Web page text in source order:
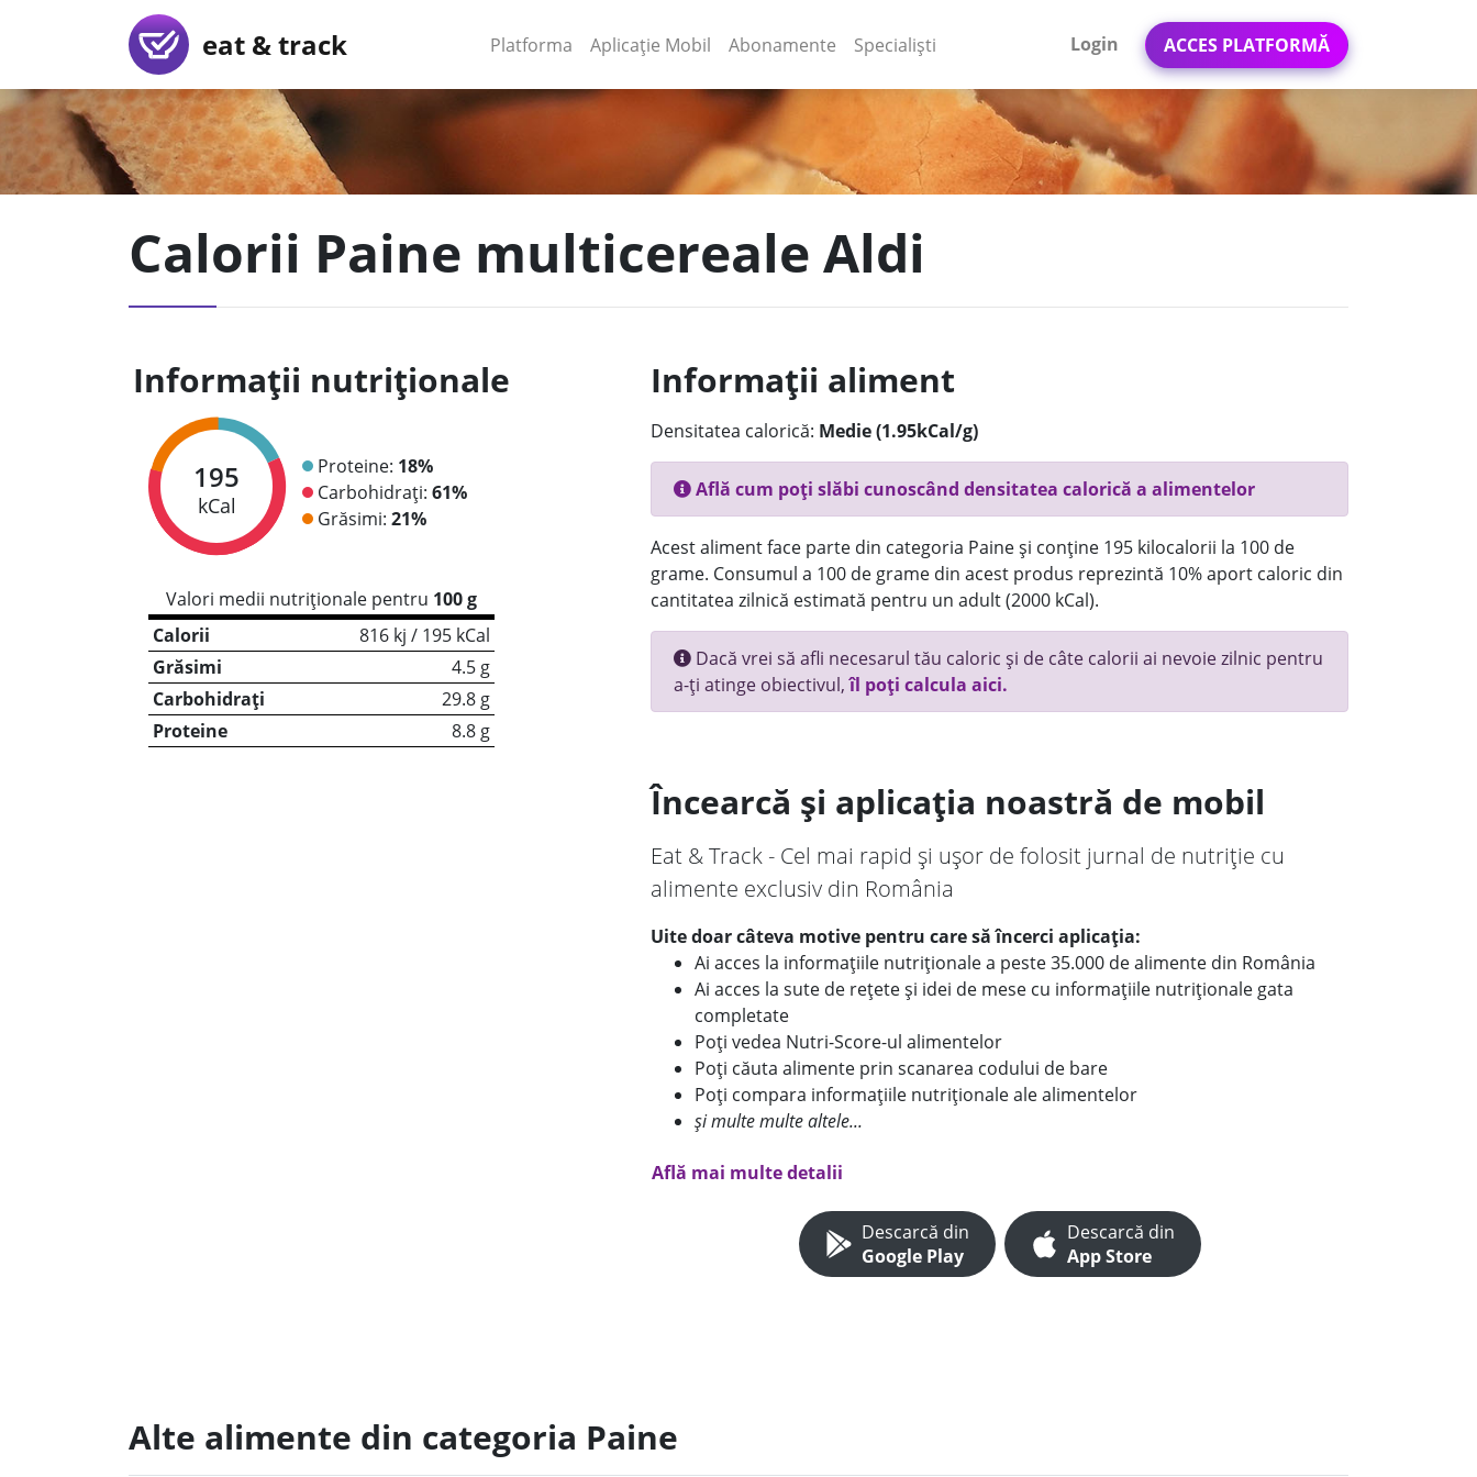
eat & track Platforma (current)
Aplicație Mobil (current)
Abonamente Specialiști Login ACCES PLATFORMĂ
Calorii Paine multicereale Aldi
Informații nutriționale
195
kCal
Proteine: 18%
Carbohidrați: 61%
Grăsimi: 21%
Valori medii nutriționale pentru 100 g
Calorii
816 kj / 195 kCal
Grăsimi
4.5 g
Carbohidrați
29.8 g
Proteine
8.8 g
Informații aliment
Densitatea calorică: Medie (1.95kCal/g)
Află cum poți slăbi cunoscând densitatea calorică a alimentelor
Acest aliment face parte din categoria Paine și conține 195 kilocalorii la 100 de
grame. Consumul a 100 de grame din acest produs reprezintă 10% aport caloric din
cantitatea zilnică estimată pentru un adult (2000 kCal).
Dacă vrei să afli necesarul tău caloric și de câte calorii ai nevoie zilnic pentru
a-ți atinge obiectivul,îl poți calcula aici.
Încearcă și aplicația noastră de mobil
Eat & Track - Cel mai rapid și ușor de folosit jurnal de nutriție cu
alimente exclusiv din România
Uite doar câteva motive pentru care să încerci aplicația:
Ai acces la informațiile nutriționale a peste 35.000 de alimente din România
Ai acces la sute de rețete și idei de mese cu informațiile nutriționale gata
completate
Poți vedea Nutri-Score-ul alimentelor
Poți căuta alimente prin scanarea codului de bare
Poți compara informațiile nutriționale ale alimentelor
și multe multe altele...
Află mai multe detalii
Descarcă din
Google Play
Descarcă din
App Store
Alte alimente din categoria Paine